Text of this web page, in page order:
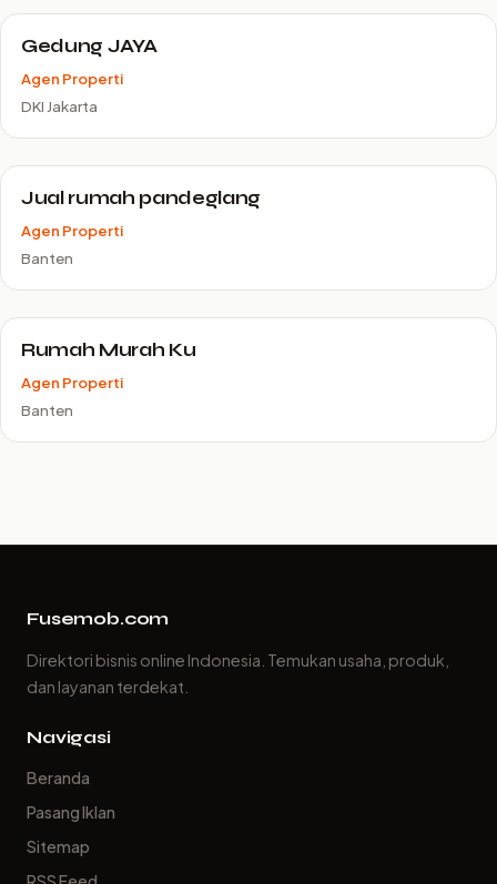
Gedung JAYA
Agen Properti
DKI Jakarta
Jual rumah pandeglang
Agen Properti
Banten
Rumah Murah Ku
Agen Properti
Banten
Fusemob.com
Direktori bisnis online Indonesia. Temukan usaha, produk,
dan layanan terdekat.
Navigasi
Beranda
Pasang Iklan
Sitemap